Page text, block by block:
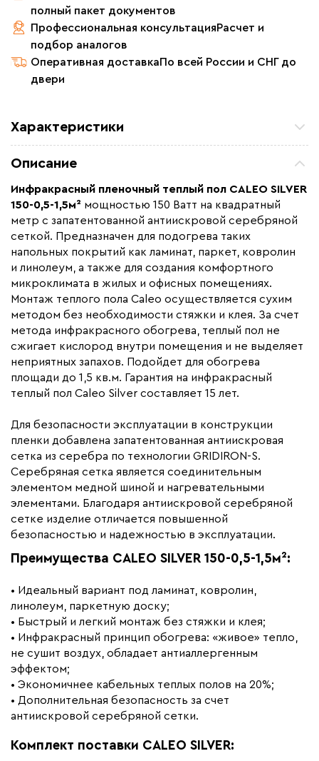
полный пакет документов
Профессиональная консультацияРасчет и
подбор аналогов
Оперативная доставкаПо всей России и СНГ до
двери
Характеристики
Мощность (Вт) 225
Назначение
Под линолеум / ковролин,
Монтаж Сухой монтаж
Макс. рабочая температура (C)
Макс. ток нагрузки (А) 1,02
Ширина (мм) 500
Толщина (мм) 0,34
Длина установочного провода, м
Страна производства
Срок службы(год)
Вес (кг)
Коллекция Caleo silver
Caleo
Описание
Инфракрасный пленочный теплый пол CALEO SILVER
150-0,5-1,5м² мощностью 150 Ватт на квадратный
метр с запатентованной антиискровой серебряной
сеткой. Предназначен для подогрева таких
напольных покрытий как ламинат, паркет, ковролин
и линолеум, а также для создания комфортного
микроклимата в жилых и офисных помещениях.
Монтаж теплого пола Caleo осуществляется сухим
методом без необходимости стяжки и клея. За счет
метода инфракрасного обогрева, теплый пол не
сжигает кислород внутри помещения и не выделяет
неприятных запахов. Подойдет для обогрева
площади до 1,5 кв.м. Гарантия на инфракрасный
теплый пол Caleo Silver составляет 15 лет.
Для безопасности эксплуатации в конструкции
пленки добавлена запатентованная антиискровая
сетка из серебра по технологии GRIDIRON-S.
Серебряная сетка является соединительным
элементом медной шиной и нагревательными
элементами. Благодаря антиискровой серебряной
сетке изделие отличается повышенной
безопасностью и надежностью в эксплуатации.
Преимущества CALEO SILVER 150-0,5-1,5м²:
• Идеальный вариант под ламинат, ковролин,
линолеум, паркетную доску;
• Быстрый и легкий монтаж без стяжки и клея;
• Инфракрасный принцип обогрева: «живое» тепло,
не сушит воздух, обладает антиаллергенным
эффектом;
• Экономичнее кабельных теплых полов на 20%;
• Дополнительная безопасность за счет
антиискровой серебряной сетки.
Комплект поставки CALEO SILVER: